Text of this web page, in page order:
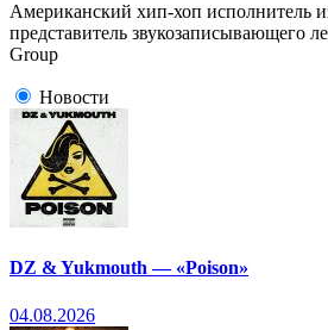
Американский хип-хоп исполнитель
представитель звукозаписывающего
Group
Новости
DZ & Yukmouth — «Poison»
04.08.2026